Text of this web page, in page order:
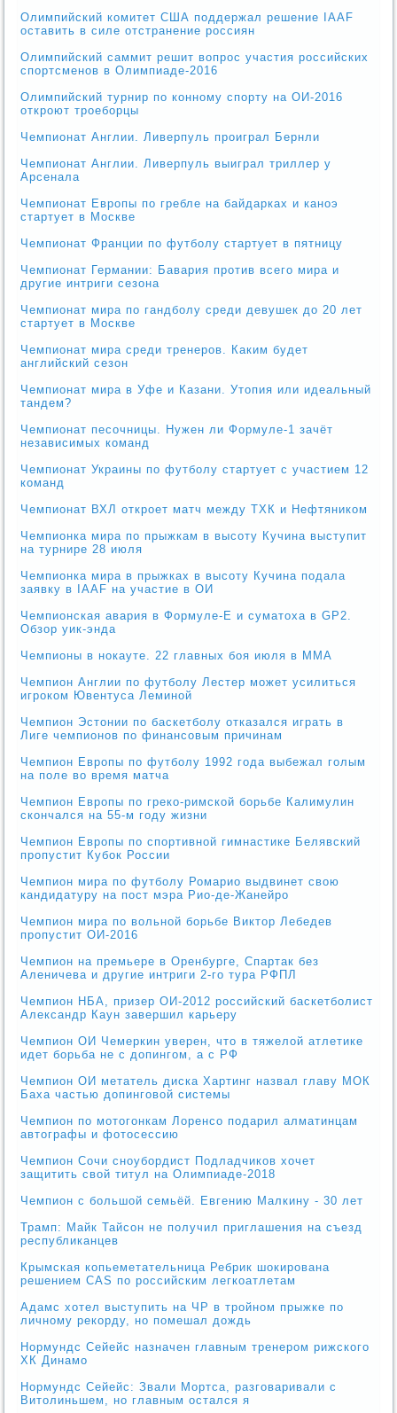
Олимпийский комитет США поддержал решение IAAF
оставить в силе отстранение россиян
Олимпийский саммит решит вопрос участия российских
спортсменов в Олимпиаде-2016
Олимпийский турнир по конному спорту на ОИ-2016
откроют троеборцы
Чемпионат Англии. Ливерпуль проиграл Бернли
Чемпионат Англии. Ливерпуль выиграл триллер у
Арсенала
Чемпионат Европы по гребле на байдарках и каноэ
стартует в Москве
Чемпионат Франции по футболу стартует в пятницу
Чемпионат Германии: Бавария против всего мира и
другие интриги сезона
Чемпионат мира по гандболу среди девушек до 20 лет
стартует в Москве
Чемпионат мира среди тренеров. Каким будет
английский сезон
Чемпионат мира в Уфе и Казани. Утопия или идеальный
тандем?
Чемпионат песочницы. Нужен ли Формуле-1 зачёт
независимых команд
Чемпионат Украины по футболу стартует с участием 12
команд
Чемпионат ВХЛ откроет матч между ТХК и Нефтяником
Чемпионка мира по прыжкам в высоту Кучина выступит
на турнире 28 июля
Чемпионка мира в прыжках в высоту Кучина подала
заявку в IAAF на участие в ОИ
Чемпионская авария в Формуле-Е и суматоха в GP2.
Обзор уик-энда
Чемпионы в нокауте. 22 главных боя июля в ММА
Чемпион Англии по футболу Лестер может усилиться
игроком Ювентуса Леминой
Чемпион Эстонии по баскетболу отказался играть в
Лиге чемпионов по финансовым причинам
Чемпион Европы по футболу 1992 года выбежал голым
на поле во время матча
Чемпион Европы по греко-римской борьбе Калимулин
скончался на 55-м году жизни
Чемпион Европы по спортивной гимнастике Белявский
пропустит Кубок России
Чемпион мира по футболу Ромарио выдвинет свою
кандидатуру на пост мэра Рио-де-Жанейро
Чемпион мира по вольной борьбе Виктор Лебедев
пропустит ОИ-2016
Чемпион на премьере в Оренбурге, Спартак без
Аленичева и другие интриги 2-го тура РФПЛ
Чемпион НБА, призер ОИ-2012 российский баскетболист
Александр Каун завершил карьеру
Чемпион ОИ Чемеркин уверен, что в тяжелой атлетике
идет борьба не с допингом, а с РФ
Чемпион ОИ метатель диска Хартинг назвал главу МОК
Баха частью допинговой системы
Чемпион по мотогонкам Лоренсо подарил алматинцам
автографы и фотосессию
Чемпион Сочи сноубордист Подладчиков хочет
защитить свой титул на Олимпиаде-2018
Чемпион с большой семьёй. Евгению Малкину - 30 лет
Трамп: Майк Тайсон не получил приглашения на съезд
республиканцев
Крымская копьеметательница Ребрик шокирована
решением САS по российским легкоатлетам
Адамс хотел выступить на ЧР в тройном прыжке по
личному рекорду, но помешал дождь
Нормундс Сейейс назначен главным тренером рижского
ХК Динамо
Нормундс Сейейс: Звали Мортса, разговаривали с
Витолиньшем, но главным остался я